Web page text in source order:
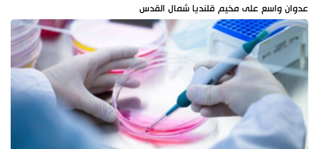
عدوان واسع على مخيم قلنديا شمال القدس